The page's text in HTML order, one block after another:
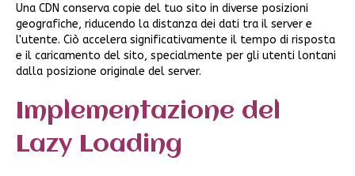
Una CDN conserva copie del tuo sito in diverse posizioni
geografiche, riducendo la distanza dei dati tra il server e
l'utente. Ciò accelera significativamente il tempo di risposta
e il caricamento del sito, specialmente per gli utenti lontani
dalla posizione originale del server.
Implementazione del
Lazy Loading